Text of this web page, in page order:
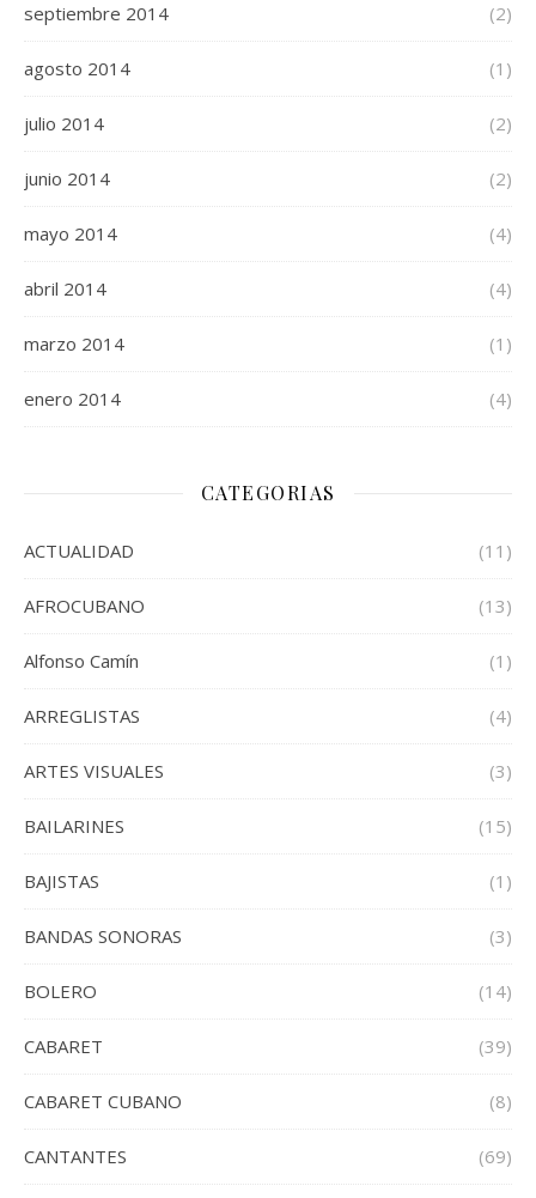
septiembre 2014 (2)
agosto 2014 (1)
julio 2014 (2)
junio 2014 (2)
mayo 2014 (4)
abril 2014 (4)
marzo 2014 (1)
enero 2014 (4)
CATEGORIAS
ACTUALIDAD (11)
AFROCUBANO (13)
Alfonso Camín (1)
ARREGLISTAS (4)
ARTES VISUALES (3)
BAILARINES (15)
BAJISTAS (1)
BANDAS SONORAS (3)
BOLERO (14)
CABARET (39)
CABARET CUBANO (8)
CANTANTES (69)